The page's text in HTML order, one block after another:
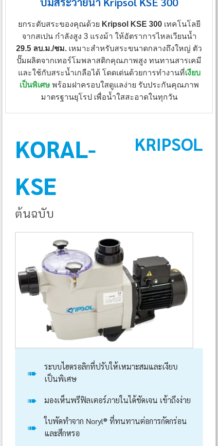
ยกระดับสระของคุณด้วย Kripsol KSE 300เทคโนโลยี
จากสเปน กำลังสูง 3 แรงม้า ให้อัตราการไหลเวียนน้ำ
29.5 ลบ.ม./ชม. เหมาะสำหรับสระขนาดกลางถึงใหญ่ ตัว
ปั๊มผลิตจากเทอร์โมพลาสติกคุณภาพสูง ทนทานสารเคมี
และใช้กับสระน้ำเกลือได้ โดดเด่นด้วยการทำงานที่เงียบ
เป็นพิเศษพร้อมฝาครอบใสดูแลง่าย รับประกันคุณภาพ
มาตรฐานยุโรป เพื่อน้ำใสสะอาดในทุกวัน
KORAL-
KSE
ต้นฉบับ
KRIPSOL
➠
ระบบไฮดรอลิกที่ปรับให้เหมาะสมและเงียบ
เป็นพิเศษ
➠ มองเห็นพรีฟิลเตอร์ภายในได้ชัดเจน เข้าถึงง่าย
➠
ใบพัดทำจาก Noryl® ที่ทนทานต่อการกัดกร่อน
และสึกหรอ